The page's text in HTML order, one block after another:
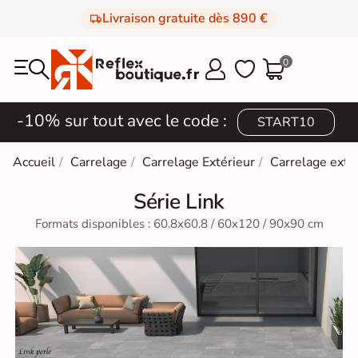
Livraison gratuite dès 890 €
  0
-10% sur tout avec le code : START10
Accueil Carrelage Carrelage Extérieur Carrelage
Série Link
Formats disponibles : 60.8x60.8 / 60x120 / 90x90 cm